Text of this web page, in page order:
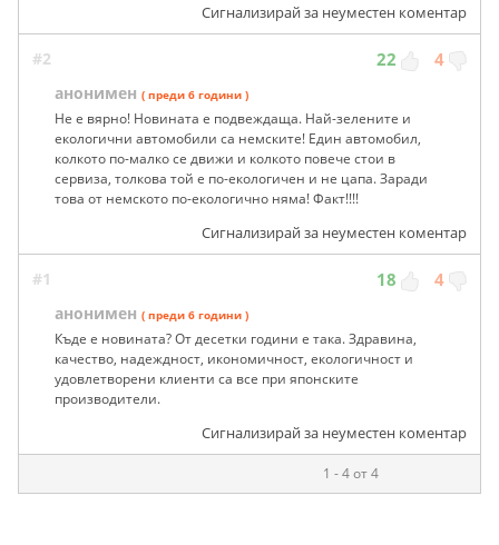
Сигнализирай за неуместен коментар
#2 22 4
анонимен ( преди 6 години )
Не е вярно! Новината е подвеждаща. Най-зелените и
екологични автомобили са немските! Един автомобил,
колкото по-малко се движи и колкото повече стои в
сервиза, толкова той е по-екологичен и не цапа. Заради
това от немското по-екологично няма! Факт!!!!
Сигнализирай за неуместен коментар
#1 18 4
анонимен ( преди 6 години )
Къде е новината? От десетки години е така. Здравина,
качество, надеждност, икономичност, екологичност и
удовлетворени клиенти са все при японските
производители.
Сигнализирай за неуместен коментар
1 - 4 от 4